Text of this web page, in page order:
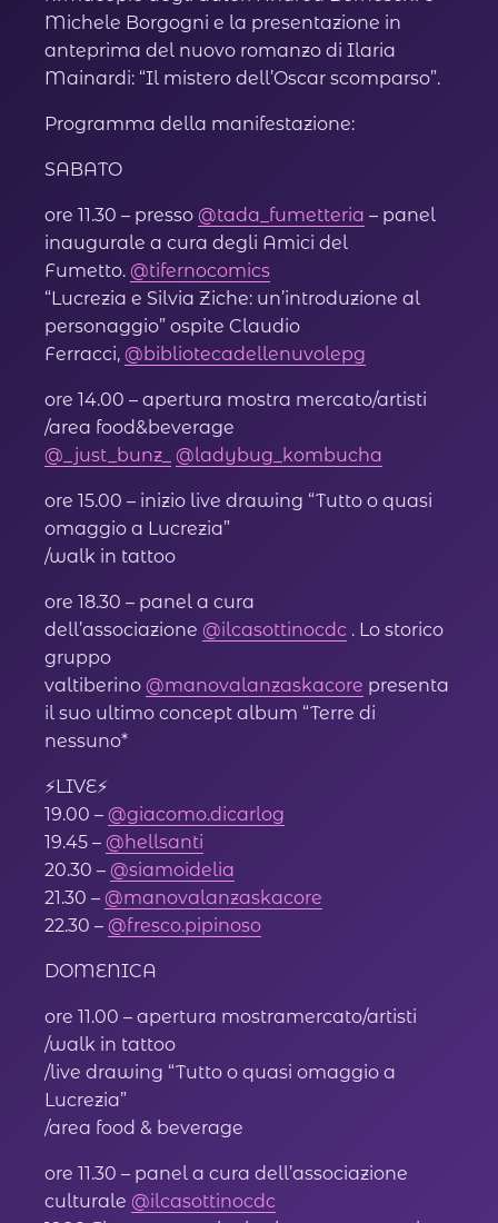
Michele Borgogni e la presentazione in
anteprima del nuovo romanzo di Ilaria
Mainardi: “Il mistero dell’Oscar scomparso”.
Programma della manifestazione:
SABATO
ore 11.30 – presso @tada_fumetteria – panel
inaugurale a cura degli Amici del
Fumetto. @tifernocomics
“Lucrezia e Silvia Ziche: un’introduzione al
personaggio” ospite Claudio
Ferracci, @bibliotecadellenuvolepg
ore 14.00 – apertura mostra mercato/artisti
/area food&beverage
@_just_bunz_
@ladybug_kombucha
ore 15.00 – inizio live drawing “Tutto o quasi
omaggio a Lucrezia”
/walk in tattoo
ore 18.30 – panel a cura
dell’associazione @ilcasottinocdc . Lo storico
gruppo
valtiberino @manovalanzaskacore presenta
il suo ultimo concept album “Terre di
nessuno*
⚡️LIVE⚡️
19.00 – @giacomo.dicarlog
19.45 – @hellsanti
20.30 – @siamoidelia
21.30 – @manovalanzaskacore
22.30 – @fresco.pipinoso
DOMENICA
ore 11.00 – apertura mostramercato/artisti
/walk in tattoo
/live drawing “Tutto o quasi omaggio a
Lucrezia”
/area food & beverage
ore 11.30 – panel a cura dell’associazione
culturale @ilcasottinocdc